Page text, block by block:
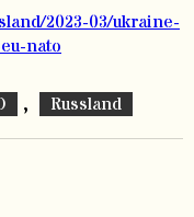
2023-03/ukraine-
nato
, Russland